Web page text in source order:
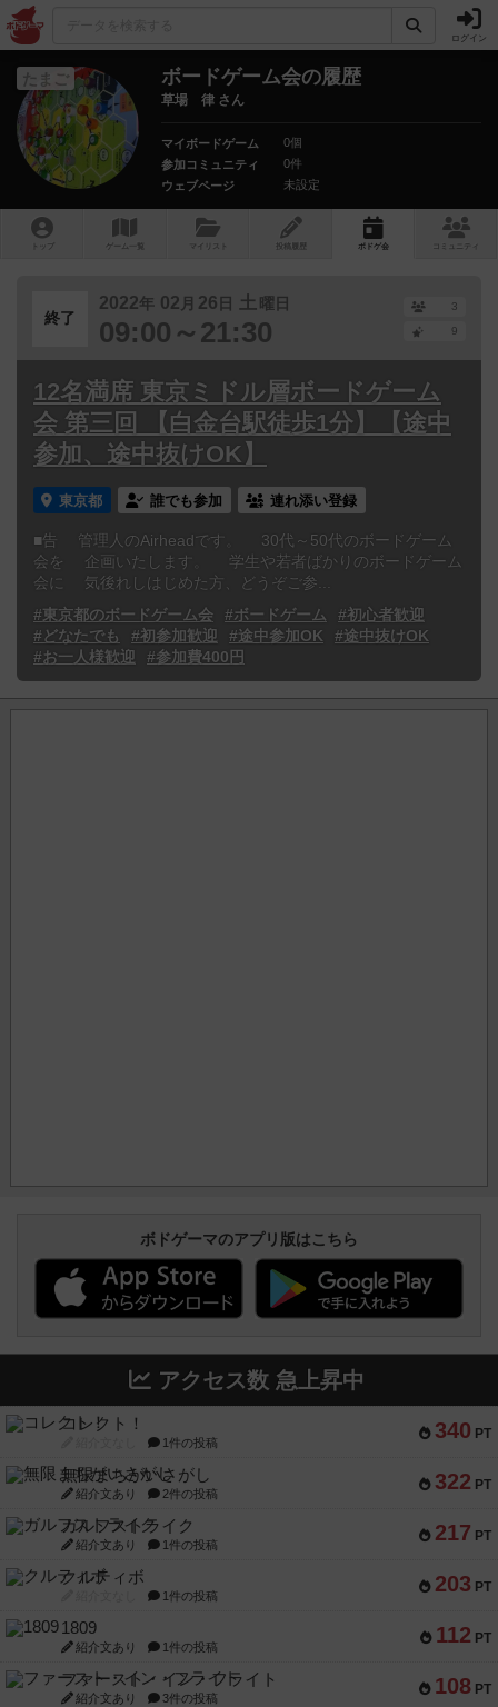
ログイン
たまご ボードゲーム会の履歴
草場 律 さん
マイボードゲーム
0個
参加コミュニティ
0件
ウェブページ
未設定
トップ ゲーム一覧 マイリスト 投稿履歴 ボ ドゲ会 コミュニティ
終了
2022年 02 月 26 日 土 曜日
09:00～21:30
3
9
12名満席 東京ミドル層ボードゲーム
会 第三回 【白金台駅徒歩1分】【途中
参加、途中抜けOK】
東京都 誰でも参加 連れ添い登録
■告 管理人のAirheadです。 30代～50代のボードゲーム
会を 企画いたします。 学生や若者ばかりのボードゲーム
会に 気後れしはじめた方、どうぞご参...
#東京都のボードゲーム会
#ボードゲーム
#初心者歓迎
#どなたでも
#初参加歓迎 #途中参加OK
#途中抜けOK
#お一人様歓迎
#参加費400円
ボドゲーマのアプリ版はこちら
アクセス数 急上昇中
340 PT
コレクト！
1件の投稿
322 PT
無限まちがいさがし
紹介文あり 2件の投稿
217 PT
ガルフストライク
紹介文あり 1件の投稿
203 PT
クルティボ
1件の投稿
112 PT
1809
紹介文あり 1件の投稿
108 PT
ファースト・イン・フライト
紹介文あり 3件の投稿